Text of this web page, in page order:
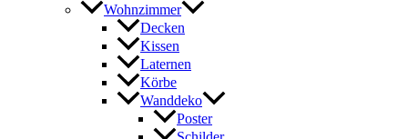
Wohnzimmer
Decken
Kissen
Laternen
Körbe
Wanddeko
Poster